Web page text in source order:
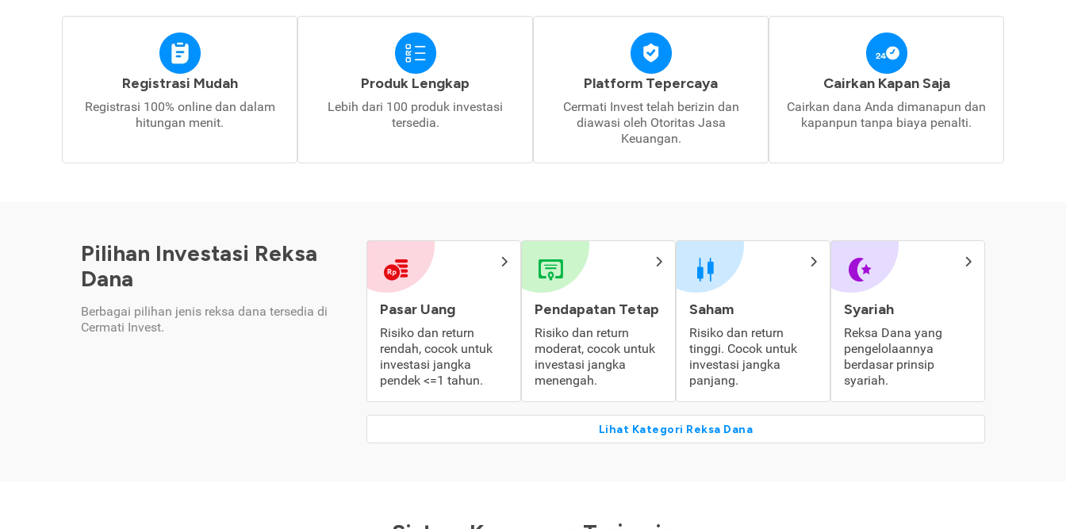
Registrasi Mudah
Registrasi 100% online dan dalam
hitungan menit.
Produk Lengkap
Lebih dari 100 produk investasi
tersedia.
Platform Tepercaya
Cermati Invest telah berizin dan
diawasi oleh Otoritas Jasa
Keuangan.
Cairkan Kapan Saja
Cairkan dana Anda dimanapun dan
kapanpun tanpa biaya penalti.
Pilihan Investasi Reksa
Dana
Berbagai pilihan jenis reksa dana tersedia di
Cermati Invest.
Pasar Uang
Risiko dan return
rendah, cocok untuk
investasi jangka
pendek <=1 tahun.
Pendapatan Tetap
Risiko dan return
moderat, cocok untuk
investasi jangka
menengah.
Saham
Risiko dan return
tinggi. Cocok untuk
investasi jangka
panjang.
Syariah
Reksa Dana yang
pengelolaannya
berdasar prinsip
syariah.
Lihat Kategori Reksa Dana